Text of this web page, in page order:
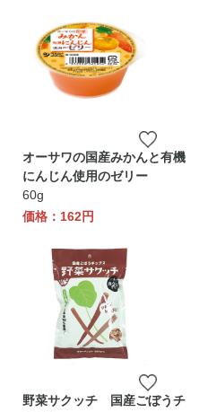
オーサワの国産みかんと有機
にんじん使用のゼリー
60g
価格：162円
野菜サクッチ 国産ごぼうチ